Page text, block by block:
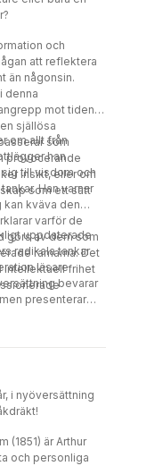
och
att reflektera
än någonsin.
denna
mot tidens
själlösa
som
provocerande
insikt, eller om
som ett sätt
om allt från
han
till visdom och
Han varnar
kan kväva den
varför de
görs av dem som
ramarna. Det
intellektuell frihet
uppdaterade
radikala tankar
läsare.
bevarar
presenterar
vill bryta sig
i nyöversättning
(1851) är Arthur
och personliga